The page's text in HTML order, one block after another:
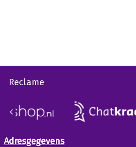
Reclame
Adresgegevens